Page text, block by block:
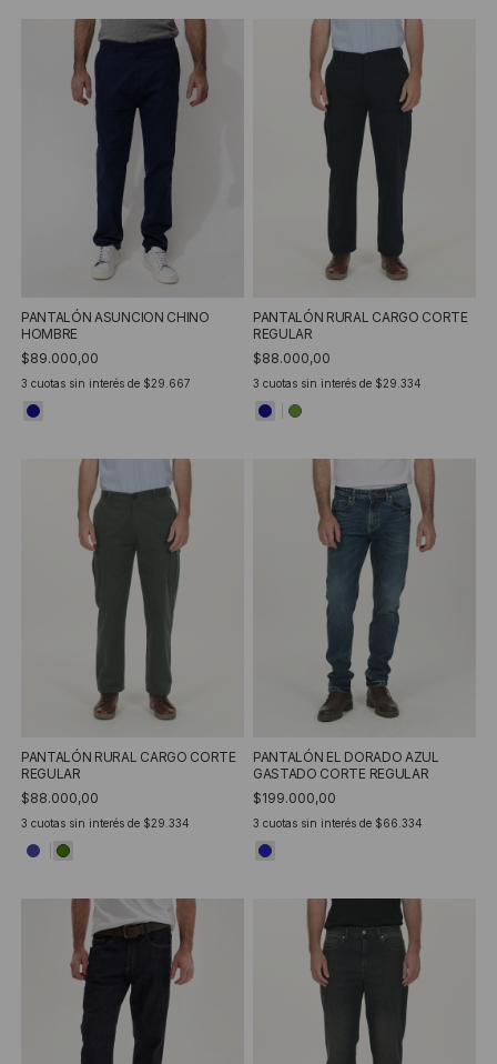
PANTALÓN ASUNCION CHINO
HOMBRE
$89.000,00
3 cuotas sin interés de $29.667
PANTALÓN RURAL CARGO CORTE
REGULAR
$88.000,00
3 cuotas sin interés de $29.334
PANTALÓN RURAL CARGO CORTE
REGULAR
$88.000,00
3 cuotas sin interés de $29.334
PANTALÓN EL DORADO AZUL
GASTADO CORTE REGULAR
$199.000,00
3 cuotas sin interés de $66.334